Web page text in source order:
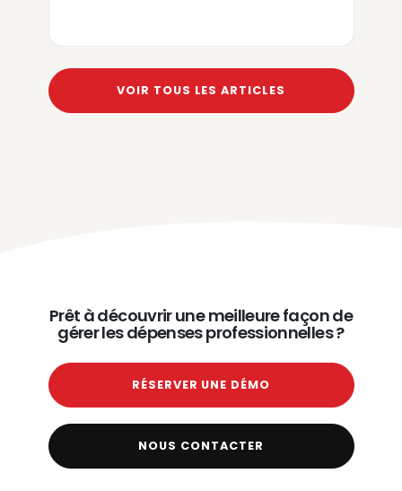
VOIR TOUS LES ARTICLES
Prêt à découvrir une meilleure façon de
gérer les dépenses professionnelles ?
RÉSERVER UNE DÉMO
NOUS CONTACTER